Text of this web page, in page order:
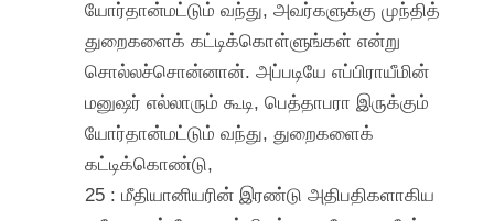
யோர்தான்மட்டும் வந்து, அவர்களுக்கு முந்தித்
துறைகளைக் கட்டிக்கொள்ளுங்கள் என்று
சொல்லச்சொன்னான். அப்படியே எப்பிராயீமின்
மனுஷர் எல்லாரும் கூடி, பெத்தாபரா இருக்கும்
யோர்தான்மட்டும் வந்து, துறைகளைக்
கட்டிக்கொண்டு,
25 : மீதியானியரின் இரண்டு அதிபதிகளாகிய